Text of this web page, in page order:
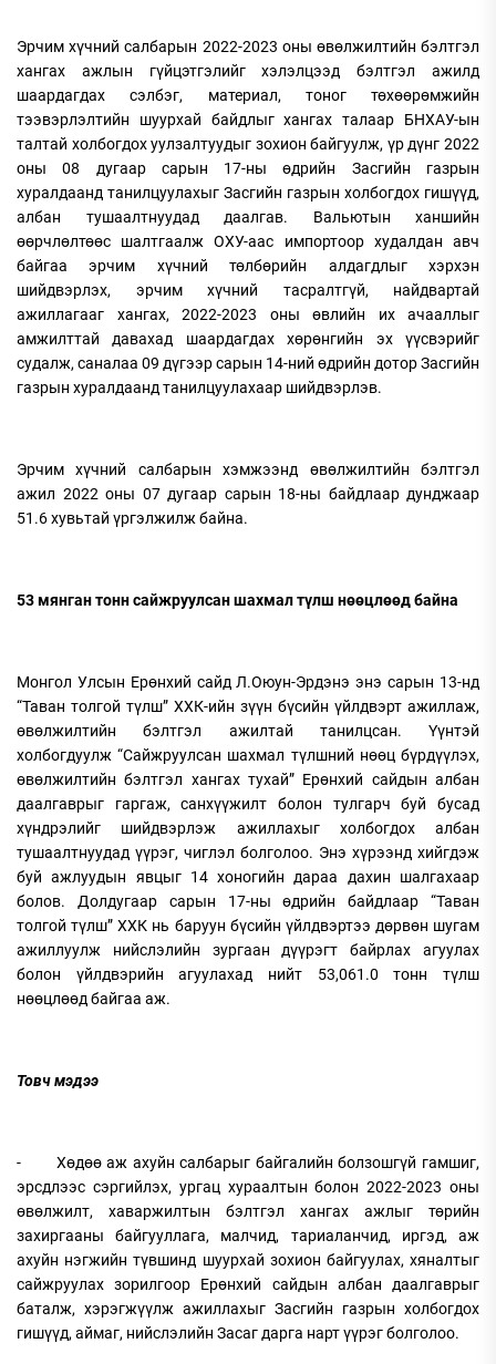
Эрчим хүчний салбарын 2022-2023 оны өвөлжилтийн бэлтгэл
хангах ажлын гүйцэтгэлийг хэлэлцээд бэлтгэл ажилд
шаардагдах сэлбэг, материал, тоног төхөөрөмжийн
тээвэрлэлтийн шуурхай байдлыг хангах талаар БНХАУ-ын
талтай холбогдох уулзалтуудыг зохион байгуулж, үр дүнг 2022
оны 08 дугаар сарын 17-ны өдрийн Засгийн газрын
хуралдаанд танилцуулахыг Засгийн газрын холбогдох гишүүд,
албан тушаалтнуудад даалгав. Вальютын ханшийн
өөрчлөлтөөс шалтгаалж ОХУ-аас импортоор худалдан авч
байгаа эрчим хүчний төлбөрийн алдагдлыг хэрхэн
шийдвэрлэх, эрчим хүчний тасралтгүй, найдвартай
ажиллагааг хангах, 2022-2023 оны өвлийн их ачааллыг
амжилттай давахад шаардагдах хөрөнгийн эх үүсвэрийг
судалж, саналаа 09 дүгээр сарын 14-ний өдрийн дотор Засгийн
газрын хуралдаанд танилцуулахаар шийдвэрлэв.
Эрчим хүчний салбарын хэмжээнд өвөлжилтийн бэлтгэл
ажил 2022 оны 07 дугаар сарын 18-ны байдлаар дунджаар
51.6 хувьтай үргэлжилж байна.
53 мянган тонн сайжруулсан шахмал түлш нөөцлөөд байна
Монгол Улсын Ерөнхий сайд Л.Оюун-Эрдэнэ энэ сарын 13-нд
“Таван толгой түлш” ХХК-ийн зүүн бүсийн үйлдвэрт ажиллаж,
өвөлжилтийн бэлтгэл ажилтай танилцсан. Үүнтэй
холбогдуулж “Сайжруулсан шахмал түлшний нөөц бүрдүүлэх,
өвөлжилтийн бэлтгэл хангах тухай” Ерөнхий сайдын албан
даалгаврыг гаргаж, санхүүжилт болон тулгарч буй бусад
хүндрэлийг шийдвэрлэж ажиллахыг холбогдох албан
тушаалтнуудад үүрэг, чиглэл болголоо. Энэ хүрээнд хийгдэж
буй ажлуудын явцыг 14 хоногийн дараа дахин шалгахаар
болов. Долдугаар сарын 17-ны өдрийн байдлаар “Таван
толгой түлш” ХХК нь баруун бүсийн үйлдвэртээ дөрвөн шугам
ажиллуулж нийслэлийн зургаан дүүрэгт байрлах агуулах
болон үйлдвэрийн агуулахад нийт 53,061.0 тонн түлш
нөөцлөөд байгаа аж.
Товч мэдээ
- Хөдөө аж ахуйн салбарыг байгалийн болзошгүй гамшиг,
эрсдлээс сэргийлэх, ургац хураалтын болон 2022-2023 оны
өвөлжилт, хаваржилтын бэлтгэл хангах ажлыг төрийн
захиргааны байгууллага, малчид, тариаланчид, иргэд, аж
ахуйн нэгжийн түвшинд шуурхай зохион байгуулах, хяналтыг
сайжруулах зорилгоор Ерөнхий сайдын албан даалгаврыг
баталж, хэрэгжүүлж ажиллахыг Засгийн газрын холбогдох
гишүүд, аймаг, нийслэлийн Засаг дарга нарт үүрэг болголоо.